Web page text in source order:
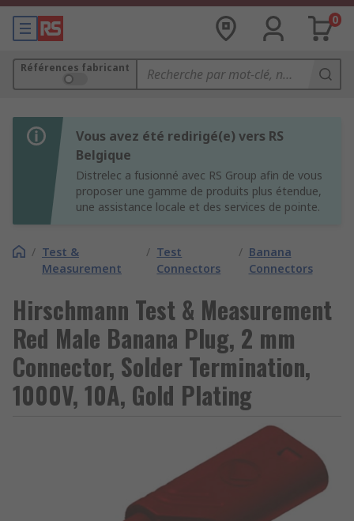
0
Références fabricant
Vous avez été redirigé(e) vers RS
Belgique
Distrelec a fusionné avec RS Group afin de vous
proposer une gamme de produits plus étendue,
une assistance locale et des services de pointe.
/ Test &
Measurement
/ Test
Connectors
/ Banana
Connectors
Hirschmann Test & Measurement
Red Male Banana Plug, 2 mm
Connector, Solder Termination,
1000V, 10A, Gold Plating